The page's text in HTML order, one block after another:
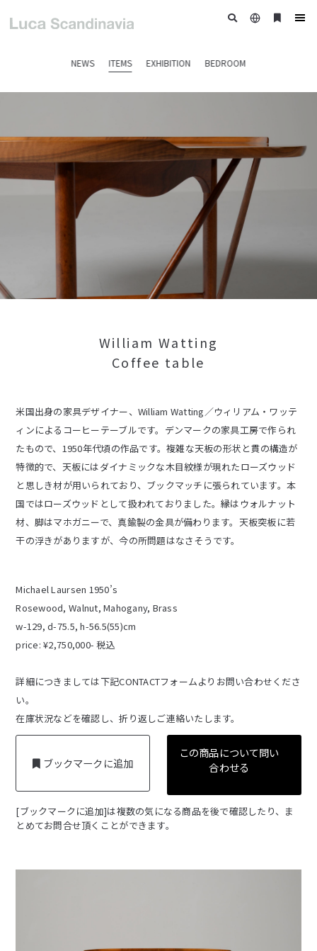
NEWS ITEMS EXHIBITION BEDROOM
日
ブ
ー
William Watting
Coffee table
米国出身の家具デザイナー、William Watting／ウィリアム・ワッテ
ィンによるコーヒーテーブルです。デンマークの家具工房で作られ
たもので、1950年代頃の作品です。複雑な天板の形状と貫の構造が
特徴的で、天板にはダイナミックな木目紋様が現れたローズウッド
と思しき材が用いられており、ブックマッチに張られています。本
国ではローズウッドとして扱われておりました。縁はウォルナット
材、脚はマホガニーで、真鍮製の金具が備わります。天板突板に若
干の浮きがありますが、今の所問題はなさそうです。
Michael Laursen 1950’s
Rosewood, Walnut, Mahogany, Brass
w-129, d-75.5, h-56.5(55)cm
price: ¥2,750,000- 税込
詳細につきましては下記CONTACTフォームよりお問い合わせくださ
い。
在庫状況などを確認し、折り返しご連絡いたします。
ブックマークに追加
この商品について問い
合わせる
[ブックマークに追加]は複数の気になる商品を後で確認したり、ま
とめてお問合せ頂くことができます。